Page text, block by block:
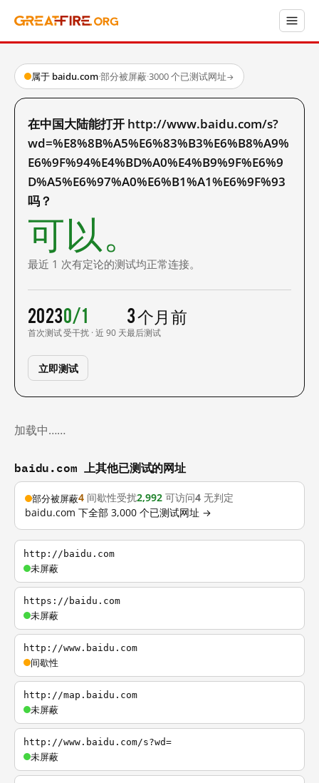
属于 baidu.com·部分被屏蔽·3000 个已测试网址→
在中国大陆能打开 http://www.baidu.com/s?
wd=%E8%8B%A5%E6%83%B3%E6%B8%A9%
E6%9F%94%E4%BD%A0%E4%B9%9F%E6%9
D%A5%E6%97%A0%E6%B1%A1%E6%9F%93
吗？
可以。
最近 1 次有定论的测试均正常连接。
2023
首次测试
0/1
受干扰 · 近 90 天
3 个月前
最后测试
立即测试
加载中……
baidu.com 上其他已测试的网址
部分被屏蔽4 间歇性受扰2,992 可访问4 无判定
baidu.com 下全部 3,000 个已测试网址 →
http://baidu.com
未屏蔽
https://baidu.com
未屏蔽
http://www.baidu.com
间歇性
http://map.baidu.com
未屏蔽
http://www.baidu.com/s?wd=
未屏蔽